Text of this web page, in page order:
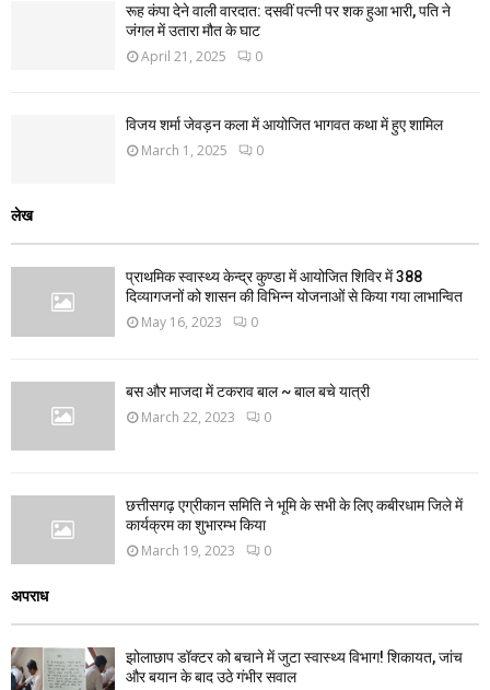
रूह कंपा देने वाली वारदात: दसवीं पत्नी पर शक हुआ भारी, पति ने
जंगल में उतारा मौत के घाट
April 21, 2025 0
विजय शर्मा जेवड़न कला में आयोजित भागवत कथा में हुए शामिल
March 1, 2025 0
लेख
प्राथमिक स्वास्थ्य केन्द्र कुण्डा में आयोजित शिविर में 388
दिव्यागजनों को शासन की विभिन्न योजनाओं से किया गया लाभान्वित
May 16, 2023 0
बस और माजदा में टकराव बाल ~ बाल बचे यात्री
March 22, 2023 0
छत्तीसगढ़ एग्रीकान समिति ने भूमि के सभी के लिए कबीरधाम जिले में
कार्यक्रम का शुभारम्भ किया
March 19, 2023 0
अपराध
झोलाछाप डॉक्टर को बचाने में जुटा स्वास्थ्य विभाग! शिकायत, जांच
और बयान के बाद उठे गंभीर सवाल